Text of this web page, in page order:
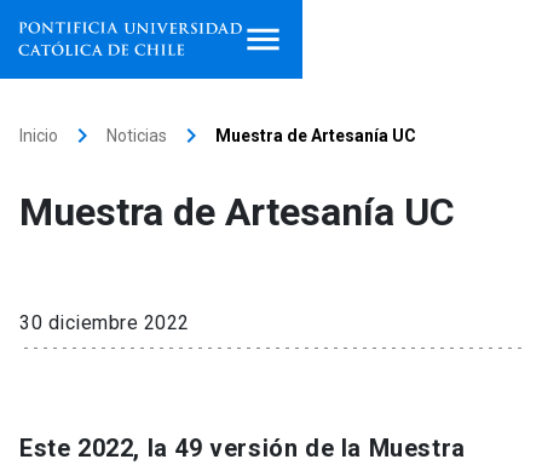
Facultades, escuelas e
Investigación
Extensión
Inicio keyboard_arrow_right Noticias keyboard_arrow_right Muestra de Artesanía UC
Muestra de Artesanía UC
30 diciembre 2022
Este 2022, la 49 versión de la Muestra